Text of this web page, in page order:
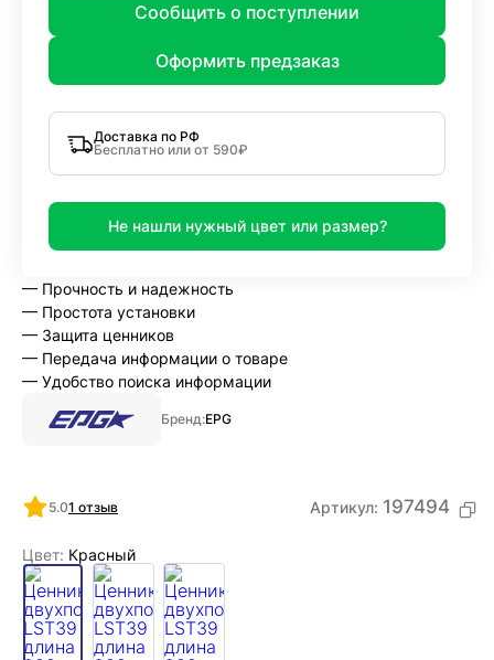
5.01 отзыв Артикул: 197494
Цвет: Красный
Сообщить о поступлении
Оформить предзаказ
Доставка по РФ
Бесплатно или от 590₽
Не нашли нужный цвет или размер?
— Прочность и надежность
— Простота установки
— Защита ценников
— Передача информации о товаре
— Удобство поиска информации
Бренд:EPG